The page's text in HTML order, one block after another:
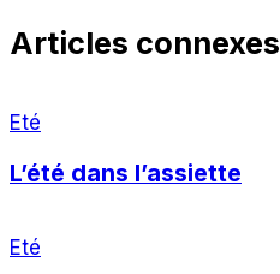
Articles connexes
Eté
L’été dans l’assiette
Eté